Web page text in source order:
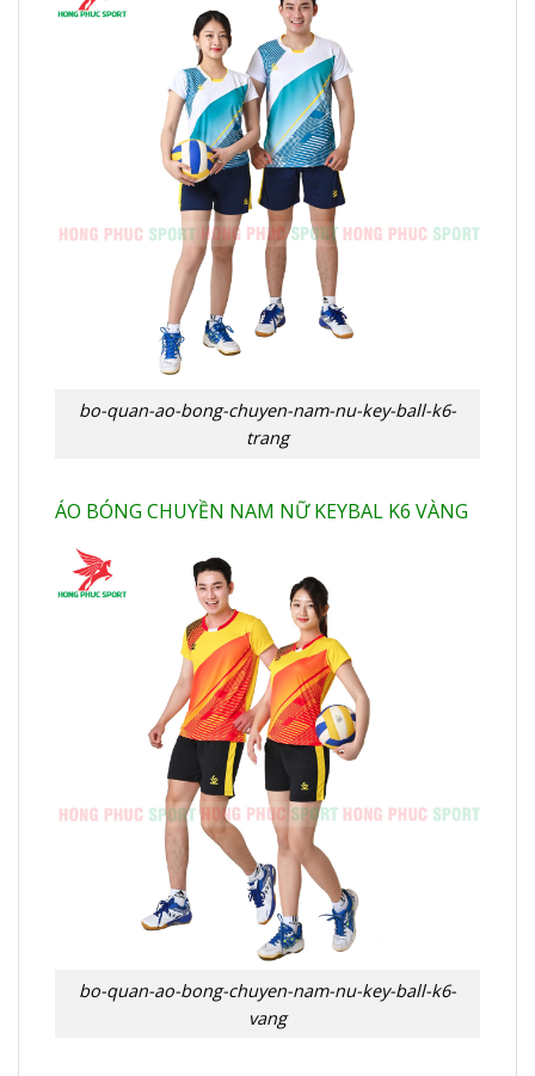
bo-quan-ao-bong-chuyen-nam-nu-key-ball-k6-
trang
ÁO BÓNG CHUYỀN NAM NỮ KEYBAL K6 VÀNG
bo-quan-ao-bong-chuyen-nam-nu-key-ball-k6-
vang